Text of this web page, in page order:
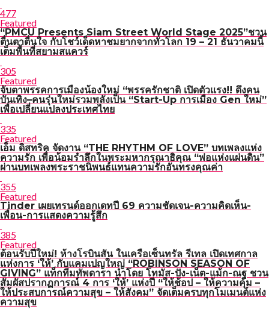
477
Featured
“PMCU Presents Siam Street World Stage 2025”ชวน
ตื่นตาตื่นใจ กับโชว์เด็ดหาชมยากจากทั่วโลก 19 – 21 ธันวาคมนี้
เต็มพื้นที่สยามสแควร์
305
Featured
จับตาพรรคการเมืองน้องใหม่ “พรรครักชาติ เปิดตัวแรง!! ดึงคน
บันเทิง–คนรุ่นใหม่รวมพลังเป็น “Start-Up การเมือง Gen ใหม่”
เพื่อเปลี่ยนแปลงประเทศไทย
335
Featured
เอ็ม ดิสทริค จัดงาน “THE RHYTHM OF LOVE” บทเพลงแห่ง
ความรัก เพื่อน้อมรำลึกในพระมหากรุณาธิคุณ “พ่อแห่งแผ่นดิน”
ผ่านบทเพลงพระราชนิพนธ์แทนความรักอันทรงคุณค่า
355
Featured
Tinder เผยเทรนด์ออกเดทปี 69 ความชัดเจน-ความคิดเห็น-
เพื่อน-การแสดงความรู้สึก
385
Featured
ต้อนรับปีใหม่! ห้างโรบินสัน ในเครือเซ็นทรัล รีเทล เปิดเทศกาล
แห่งการ ‘ให้’ กับแคมเปญใหญ่ “ROBINSON SEASON OF
GIVING” แท็กทีมทัพดารา นำโดย โทมัส-ปัง-เน็ต-แม้ก-ณฐ ชวน
สัมผัสปรากฏการณ์ 4 การ ‘ให้’ แห่งปี “ให้ช้อป – ให้ความคุ้ม –
ให้ประสบการณ์ความสุข – ให้สังคม” จัดเต็มครบทุกโมเมนต์แห่ง
ความสุข